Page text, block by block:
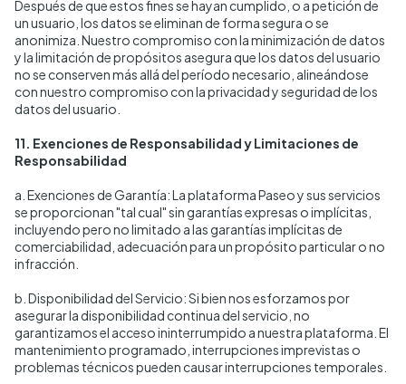
Después de que estos fines se hayan cumplido, o a petición de
un usuario, los datos se eliminan de forma segura o se
anonimiza. Nuestro compromiso con la minimización de datos
y la limitación de propósitos asegura que los datos del usuario
no se conserven más allá del período necesario, alineándose
con nuestro compromiso con la privacidad y seguridad de los
datos del usuario.
11. Exenciones de Responsabilidad y Limitaciones de
Responsabilidad
a. Exenciones de Garantía: La plataforma Paseo y sus servicios
se proporcionan "tal cual" sin garantías expresas o implícitas,
incluyendo pero no limitado a las garantías implícitas de
comerciabilidad, adecuación para un propósito particular o no
infracción.
b. Disponibilidad del Servicio: Si bien nos esforzamos por
asegurar la disponibilidad continua del servicio, no
garantizamos el acceso ininterrumpido a nuestra plataforma. El
mantenimiento programado, interrupciones imprevistas o
problemas técnicos pueden causar interrupciones temporales.